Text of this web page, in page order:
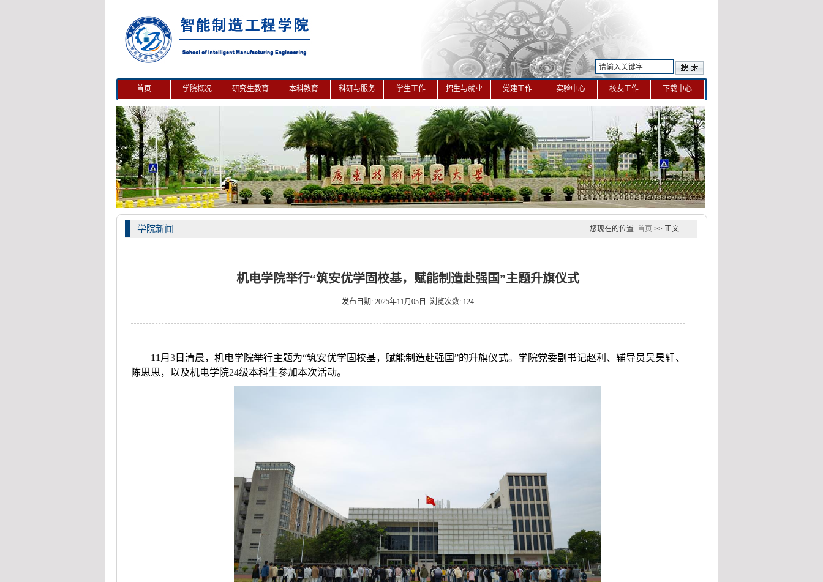
首页 学院概况 研究生教育 本科教育 科研与服务 学生工作 招生与就业 党建工作 实验中心 校友工作 下载中心
学院新闻 您现在的位置: 首页 >> 正文
机电学院举行“筑安优学固校基，赋能制造赴强国”主题升旗仪式
发布日期: 2025年11月05日 浏览次数: 124
11 月 3日清晨，机电学院举行主题为“筑安优学固校基，赋能制造赴强国”的升旗仪式。学院党委副书记赵利、辅导员吴昊轩、
陈思思，以及机电学院24级本科生参加本次活动。